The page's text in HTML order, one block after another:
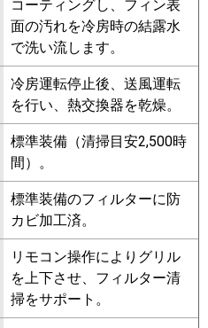
コーティングし、フィン表
面の汚れを冷房時の結露水
で洗い流します。
冷房運転停止後、送風運転
を行い、熱交換器を乾燥。
標準装備（清掃目安2,500時
間）。
標準装備のフィルターに防
カビ加工済。
リモコン操作によりグリル
を上下させ、フィルター清
掃をサポート。